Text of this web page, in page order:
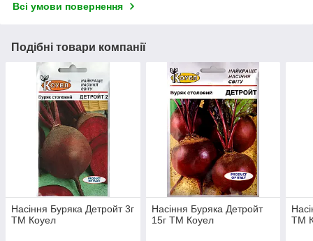
Всі умови повернення
Подібні товари компанії
Насіння Буряка Детройт 3г
ТМ Коуел
Насіння Буряка Детройт
15г ТМ Коуел
ТМ